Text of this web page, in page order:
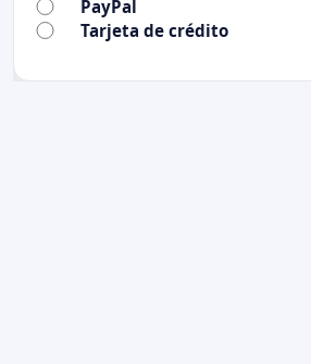
PayPal
Tarjeta de crédito